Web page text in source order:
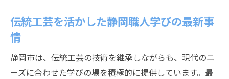
伝統工芸を活かした静岡職人学びの最新事
情
静岡市は、伝統工芸の技術を継承しながらも、現代のニ
ーズに合わせた学びの場を積極的に提供しています。最